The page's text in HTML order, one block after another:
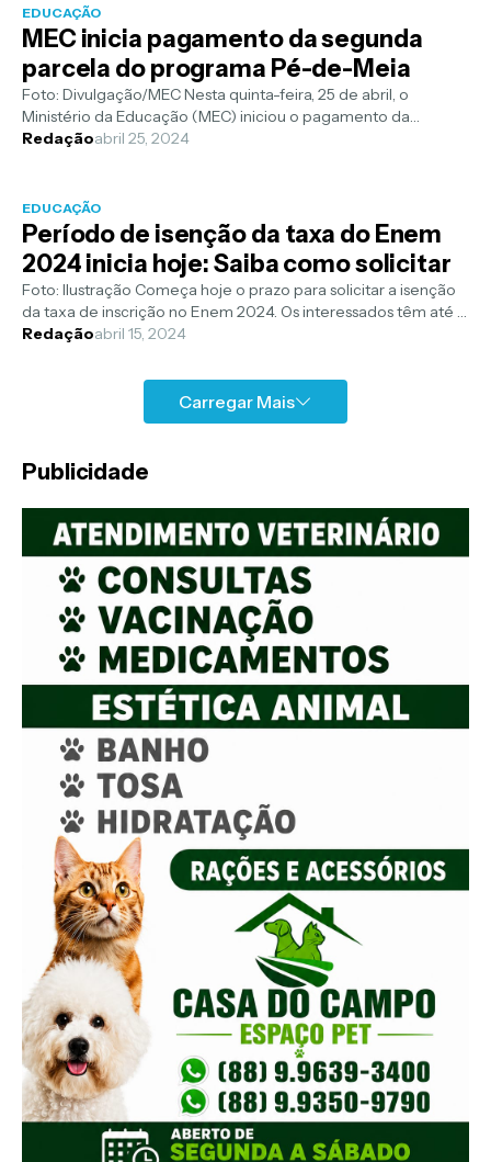
EDUCAÇÃO
MEC inicia pagamento da segunda
parcela do programa Pé-de-Meia
Foto: Divulgação/MEC Nesta quinta-feira, 25 de abril, o
Ministério da Educação (MEC) iniciou o pagamento da
segunda parcela do programa Pé...
Redaçãoabril 25, 2024
EDUCAÇÃO
Período de isenção da taxa do Enem
2024 inicia hoje: Saiba como solicitar
Foto: Ilustração Começa hoje o prazo para solicitar a isenção
da taxa de inscrição no Enem 2024. Os interessados têm até o
dia 26 de abril...
Redaçãoabril 15, 2024
Carregar Mais
Publicidade